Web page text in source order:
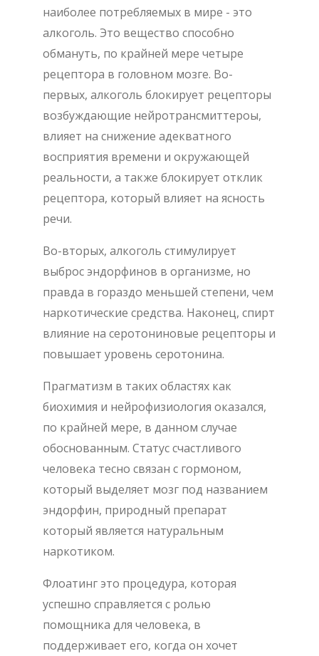
наиболее потребляемых в мире - это
алкоголь. Это вещество способно
обмануть, по крайней мере четыре
рецептора в головном мозге. Во-
первых, алкоголь блокирует рецепторы
возбуждающие нейротрансмиттероы,
влияет на снижение адекватного
восприятия времени и окружающей
реальности, а также блокирует отклик
рецептора, который влияет на ясность
речи.
Во-вторых, алкоголь стимулирует
выброс эндорфинов в организме, но
правда в гораздо меньшей степени, чем
наркотические средства. Наконец, спирт
влияние на серотониновые рецепторы и
повышает уровень серотонина.
Прагматизм в таких областях как
биохимия и нейрофизиология оказался,
по крайней мере, в данном случае
обоснованным. Статус счастливого
человека тесно связан с гормоном,
который выделяет мозг под названием
эндорфин, природный препарат
который является натуральным
наркотиком.
Флоатинг это процедура, которая
успешно справляется с ролью
помощника для человека, в
поддерживает его, когда он хочет